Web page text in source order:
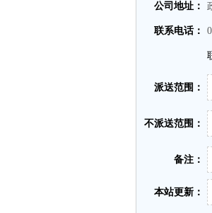
公司地址：
联系电话：
派送范围：
不派送范围：
备注：
本站更新：